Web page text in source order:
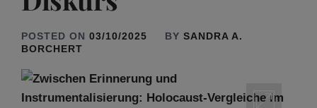
POSTED ON 03/10/2025 BY SANDRA A.
BORCHERT